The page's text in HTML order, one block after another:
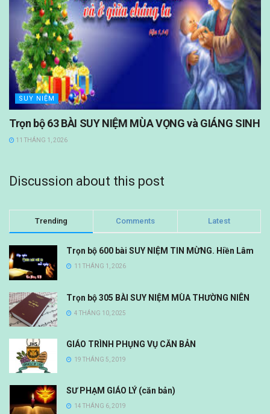
SUY NIỆM
Trọn bộ 63 BÀI SUY NIỆM MÙA VỌNG và GIÁNG SINH
11 THÁNG 1, 2026
Discussion about this post
Trending Comments Latest
Trọn bộ 600 bài SUY NIỆM TIN MỪNG. Hiền Lâm
11 THÁNG 1, 2026
Trọn bộ 305 BÀI SUY NIỆM MÙA THƯỜNG NIÊN
4 THÁNG 10, 2025
GIÁO TRÌNH PHỤNG VỤ CĂN BẢN
19 THÁNG 5, 2019
SƯ PHẠM GIÁO LÝ (căn bản)
14 THÁNG 6, 2019